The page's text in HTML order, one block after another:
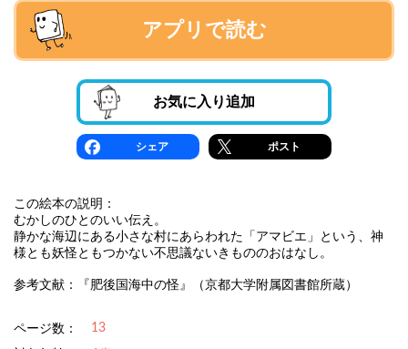
アプリで読む
お気に入り追加
シェア ポスト
この絵本の説明：
むかしのひとのいい伝え。
静かな海辺にある小さな村にあらわれた「アマビエ」という、神
様とも妖怪ともつかない不思議ないきもののおはなし。
参考文献：『肥後国海中の怪』（京都大学附属図書館所蔵）
ページ数： 13